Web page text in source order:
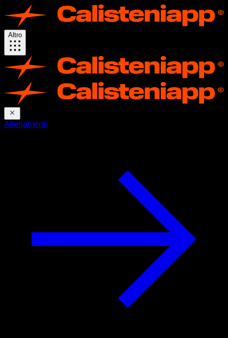
Altro
Allenamenti